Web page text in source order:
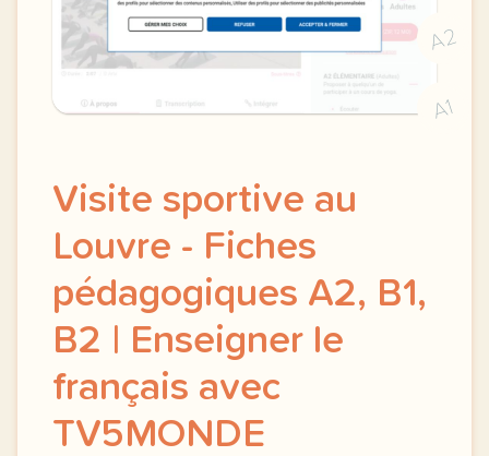
A2
A1
Visite sportive au
Louvre - Fiches
pédagogiques A2, B1,
B2 | Enseigner le
français avec
TV5MONDE